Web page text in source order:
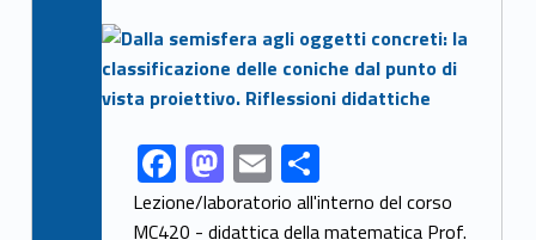
Link identifier archive #link-archive-thumb-soap-44997
Link identifier share facebook archive #share-link-archive-69143F
ac
M
as
E
m
S
h
Lezione/laboratorio all'interno del corso
MC420 - didattica della matematica Prof.